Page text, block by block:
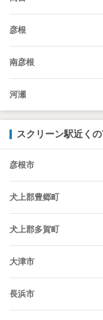
彦根
南彦根
河瀬
スクリーン駅近く
彦根市
犬上郡豊郷町
犬上郡多賀町
大津市
長浜市